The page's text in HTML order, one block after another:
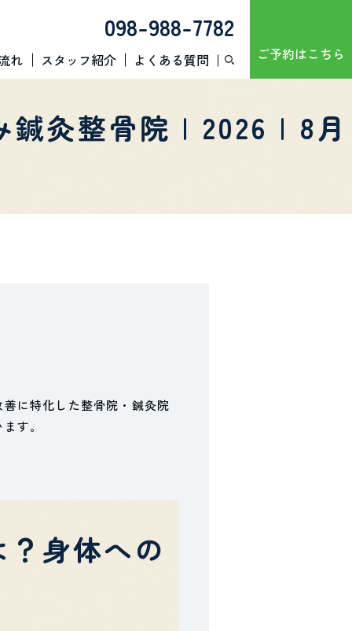
れ スタッフ紹介 よくある質問
098-988-7782
ご予約はこちら
灸整骨院 | 2026 | 8月
に特化した整骨院・鍼灸院
す。
身体への